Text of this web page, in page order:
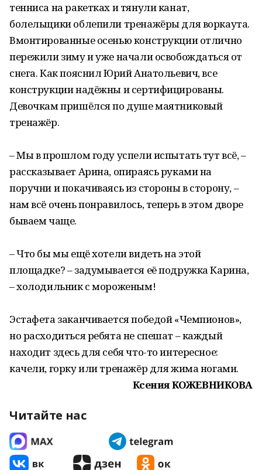
тенниса на ракетках и тянули канат,
болельщики облепили тренажёры для воркаута.
Вмонтированные осенью конструкции отлично
пережили зиму и уже начали освобождаться от
снега. Как пояснил Юрий Анатольевич, все
конструкции надёжны и сертифицированы.
Девочкам пришёлся по душе маятниковый
тренажёр.
– Мы в прошлом году успели испытать тут всё, –
рассказывает Арина, опираясь руками на
поручни и покачиваясь из стороны в сторону, –
нам всё очень понравилось, теперь в этом дворе
бываем чаще.
– Что бы мы ещё хотели видеть на этой
площадке? – задумывается её подружка Карина,
– холодильник с мороженым!
Эстафета заканчивается победой «Чемпионов»,
но расходиться ребята не спешат – каждый
находит здесь для себя что-то интересное:
качели, горку или тренажёр для жима ногами.
Ксения КОЖЕВНИКОВА
Читайте нас